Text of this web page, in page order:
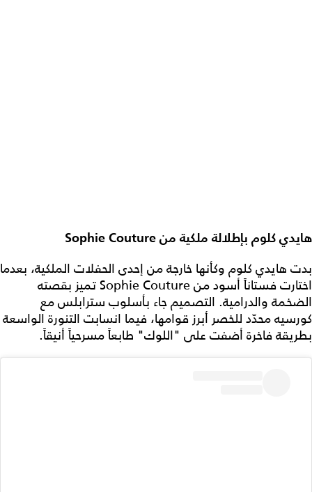
هايدي كلوم بإطلالة ملكية من Sophie Couture
بدت هايدي كلوم وكأنها خارجة من إحدى الحفلات الملكية، بعدما
اختارت فستاناً أسود من Sophie Couture تميز بقصته
الضخمة والدرامية. التصميم جاء بأسلوب سترابلس مع
كورسيه محدّد للخصر أبرز قوامها، فيما انسابت التنورة الواسعة
بطريقة فاخرة أضفت على "اللوك" طابعاً مسرحياً أنيقاً.